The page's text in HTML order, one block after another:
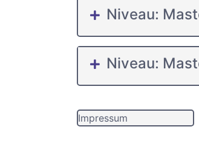
Niveau:
Niveau:
Impressum